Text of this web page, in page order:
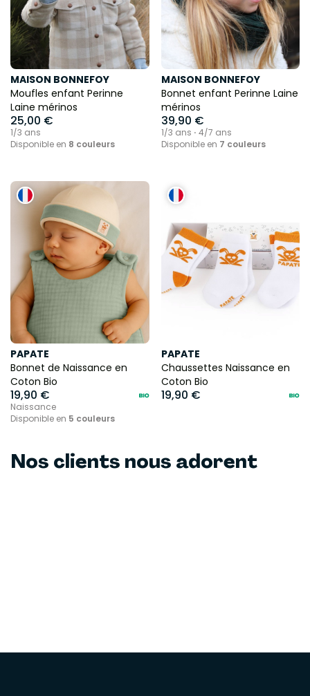
MAISON BONNEFOY
Moufles enfant Perinne
Laine mérinos
25,00 €
1/3 ans
Disponible en 8 couleurs
MAISON BONNEFOY
Bonnet enfant Perinne Laine
mérinos
39,90 €
1/3 ans ⋅ 4/7 ans
Disponible en 7 couleurs
PAPATE
Bonnet de Naissance en
Coton Bio
19,90 €
Naissance
Disponible en 5 couleurs
PAPATE
Chaussettes Naissance en
Coton Bio
19,90 €
Nos clients nous adorent
Excellent - Avis Trustpilot​
Email
JE REJOINS SLOOD
*valable sur tous les articles de l'offre Bienvenue
Votre adresse de messagerie est uniquement utilisée
pour vous envoyer notre lettre d'information Voir notre
politique de confidentialité.